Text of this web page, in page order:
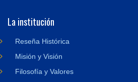
La institución
Reseña Histórica
Misión y Visión
Filosofía y Valores